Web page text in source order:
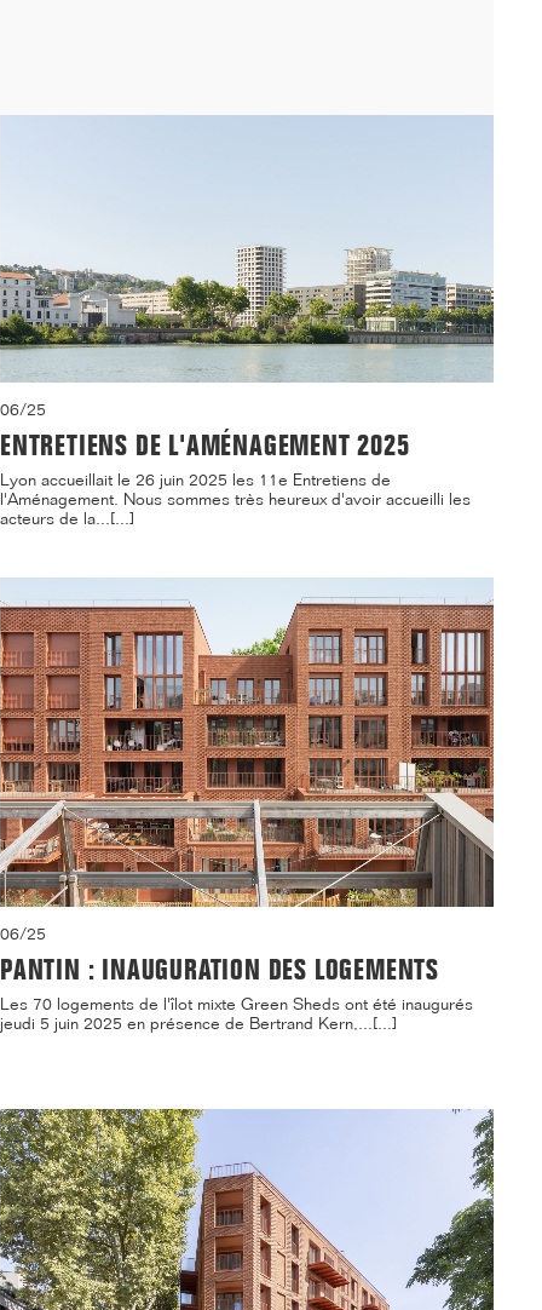
06/25
ENTRETIENS DE L'AMÉNAGEMENT 2025
Lyon accueillait le 26 juin 2025 les 11e Entretiens de
l'Aménagement. Nous sommes très heureux d'avoir accueilli les
acteurs de la...[...]
06/25
PANTIN : INAUGURATION DES LOGEMENTS
Les 70 logements de l'îlot mixte Green Sheds ont été inaugurés
jeudi 5 juin 2025 en présence de Bertrand Kern,...[...]